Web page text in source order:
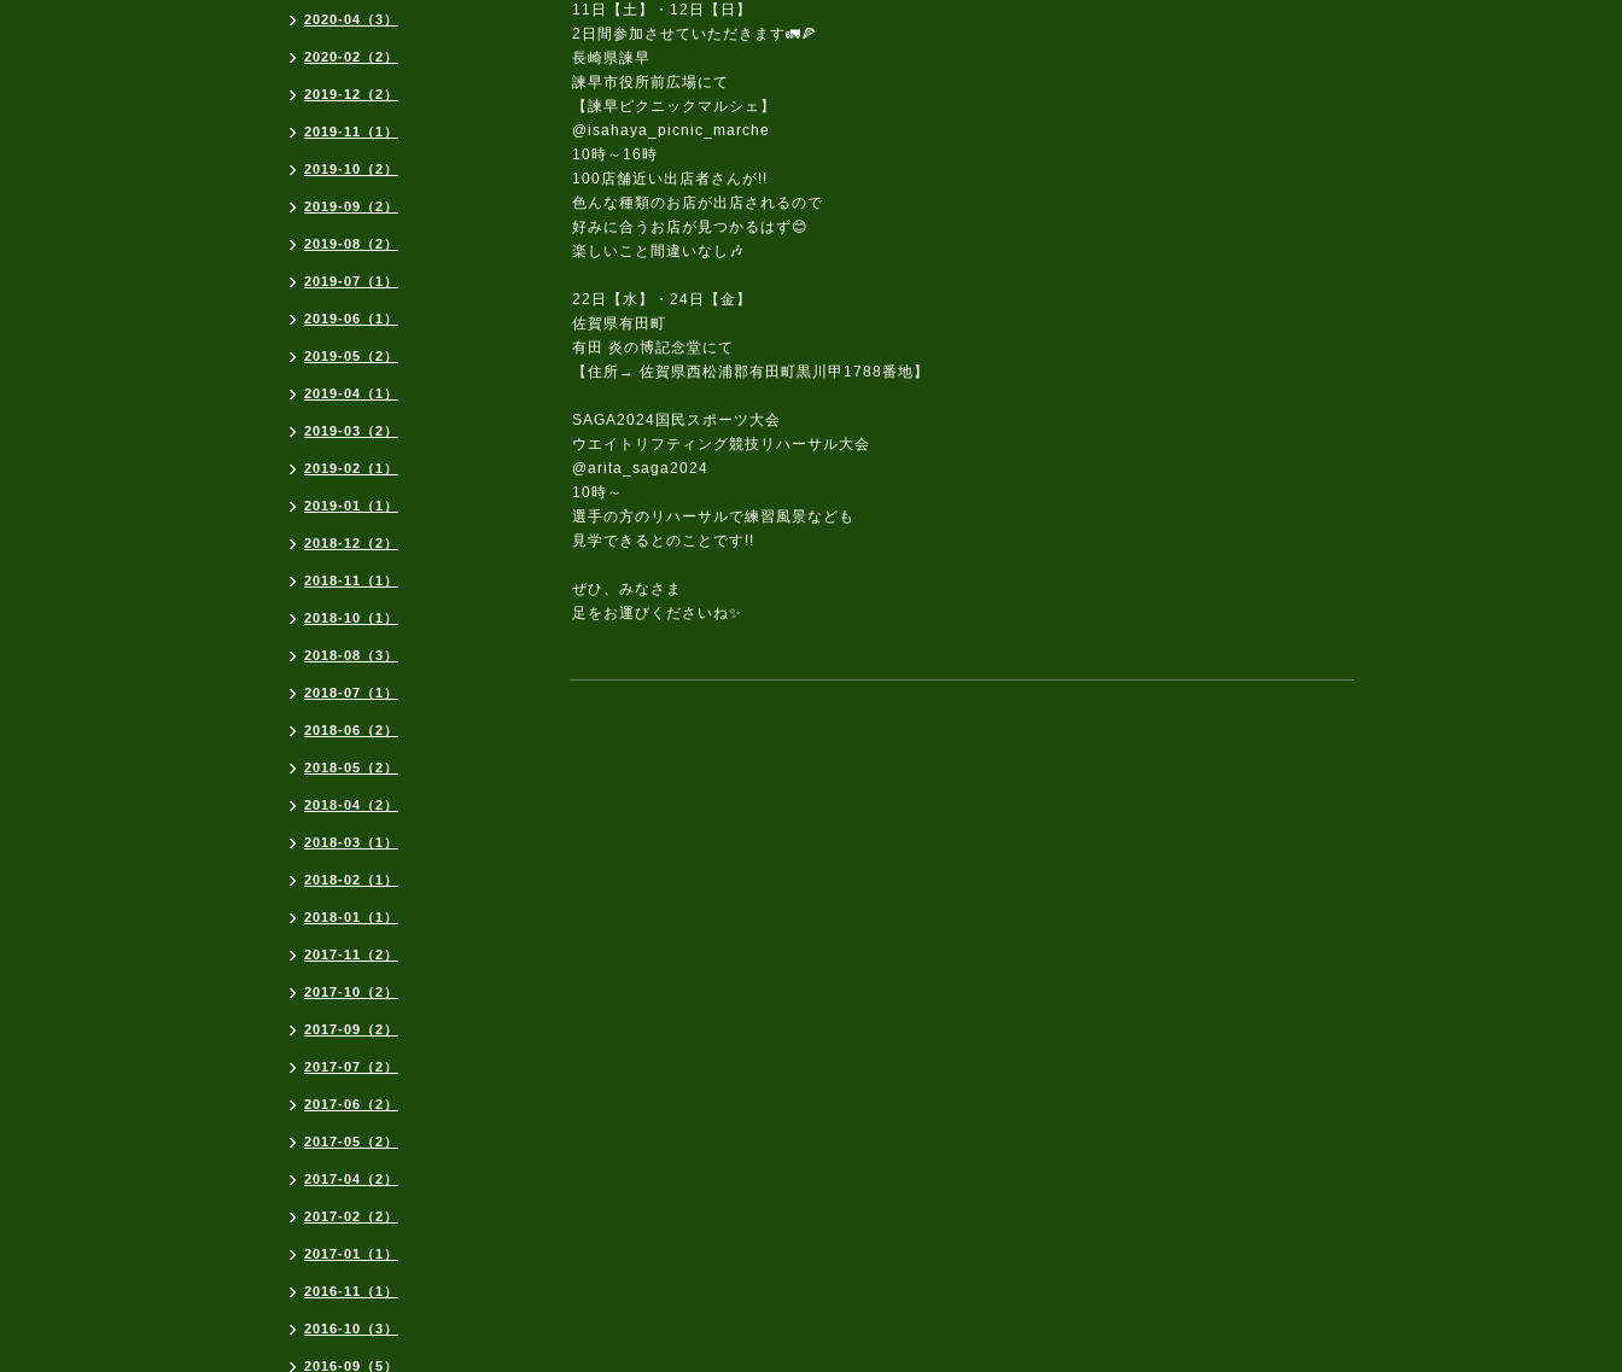
11日【土】・12日【日】
2日間参加させていただきます🚛🍕
長崎県諫早
諫早市役所前広場にて
【諫早ピクニックマルシェ】
@isahaya_picnic_marche
10時～16時
100店舗近い出店者さんが!!
色んな種類のお店が出店されるので
好みに合うお店が見つかるはず😊
楽しいこと間違いなし🎶
22日【水】・24日【金】
佐賀県有田町
有田 炎の博記念堂にて
【住所→ 佐賀県西松浦郡有田町黒川甲1788番地】
SAGA2024国民スポーツ大会
ウエイトリフティング競技リハーサル大会
@arita_saga2024
10時～
選手の方のリハーサルで練習風景なども
見学できるとのことです!!
ぜひ、みなさま
足をお運びくださいね✨
2020-04（3）
2020-02（2）
2019-12（2）
2019-11（1）
2019-10（2）
2019-09（2）
2019-08（2）
2019-07（1）
2019-06（1）
2019-05（2）
2019-04（1）
2019-03（2）
2019-02（1）
2019-01（1）
2018-12（2）
2018-11（1）
2018-10（1）
2018-08（3）
2018-07（1）
2018-06（2）
2018-05（2）
2018-04（2）
2018-03（1）
2018-02（1）
2018-01（1）
2017-11（2）
2017-10（2）
2017-09（2）
2017-07（2）
2017-06（2）
2017-05（2）
2017-04（2）
2017-02（2）
2017-01（1）
2016-11（1）
2016-10（3）
2016-09（5）